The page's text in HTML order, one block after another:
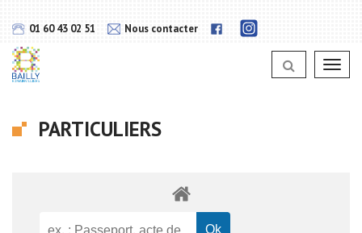
01 60 43 02 51 Nous contacter
Lien
notra
Instagram
PARTICULIERS